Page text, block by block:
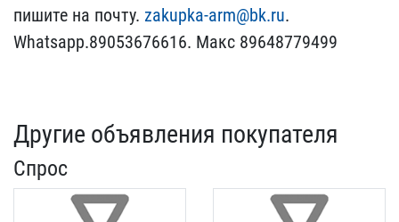
пишите на почту. zakupka​-arm@bk.ru.
Whatsapp.890​53676616. Макс 896487794​99
Другие объявления покупателя
Спрос